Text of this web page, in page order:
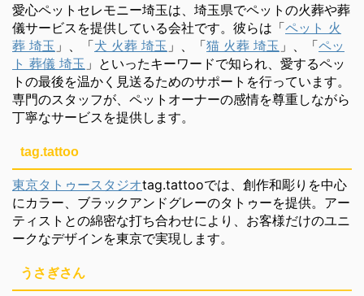
愛心ペットセレモニー埼玉は、埼玉県でペットの火葬や葬
儀サービスを提供している会社です。彼らは「ペット 火
葬 埼玉 」、「犬 火葬 埼玉 」、「猫 火葬 埼玉 」、「ペッ
ト 葬儀 埼玉 」といったキーワードで知られ、愛するペッ
トの最後を温かく見送るためのサポートを行っています。
専門のスタッフが、ペットオーナーの感情を尊重しながら
丁寧なサービスを提供します。
tag.tattoo
東京タトゥースタジオtag.tattooでは、創作和彫りを中心
にカラー、ブラックアンドグレーのタトゥーを提供。アー
ティストとの綿密な打ち合わせにより、お客様だけのユニ
ークなデザインを東京で実現します。
うさぎさん